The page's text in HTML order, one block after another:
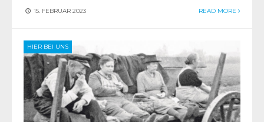
15. FEBRUAR 2023 READ MORE
HIER BEI UNS